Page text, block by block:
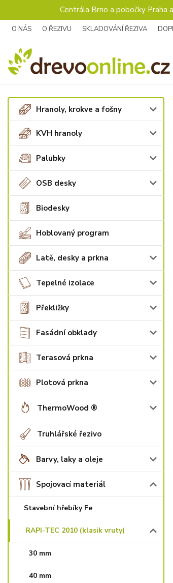
Centrála Brno a pobočky Praha
O NÁS O ŘEZIVU SKLADOVÁNÍ ŘEZIVA
Hranoly, krokve a fošny
KVH hranoly
Palubky
OSB desky
Biodesky
Hoblovaný program
Latě, desky a prkna
Tepelné izolace
Překližky
Fasádní obklady
Terasová prkna
Plotová prkna
ThermoWood ®
Truhlářské řezivo
Barvy, laky a oleje
Spojovací materiál
Stavební hřebíky Fe
RAPI-TEC 2010 (klasik vruty)
30 mm
40 mm